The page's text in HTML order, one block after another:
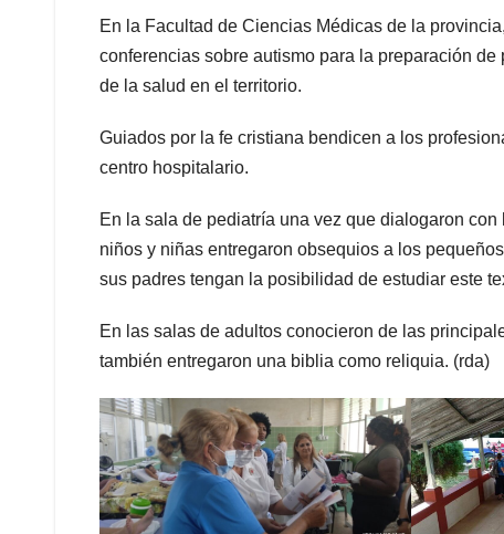
En la Facultad de Ciencias Médicas de la
conferencias sobre autismo para la preparación
de la salud en el territorio.
Guiados por la fe cristiana bendicen a los
centro hospitalario.
En la sala de pediatría una vez que dialogaron
niños y niñas entregaron obsequios a los
sus padres tengan la posibilidad de estudiar este
En las salas de adultos conocieron de las
también entregaron una biblia como reliquia. (rda)